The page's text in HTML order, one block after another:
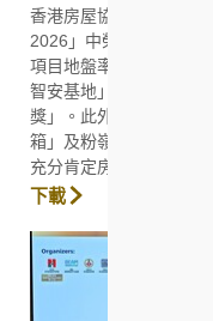
香港房屋協會（房協）
2026」中榮獲三項殊榮
項目地盤率先引入的組
智安基地」，勇奪「臨
獎」。此外，位於古洞
箱」及粉嶺專用安置屋
充分肯定房協在項目規
下載